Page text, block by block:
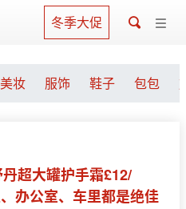
冬季大促
美妆 服饰 鞋子 包包
超大罐护手霜£12/
办公室、车里都是绝佳